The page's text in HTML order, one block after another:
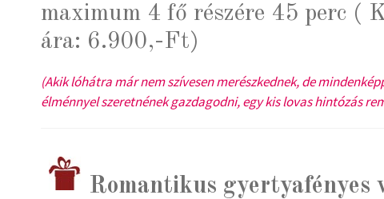
maximum 4 fő részére 45 perc (
ára: 6.900,-Ft)
(Akik lóhátra már nem szívesen merészkednek, de
élménnyel szeretnének gazdagodni, egy kis lovas hintózás
Romantikus gyertyafényes